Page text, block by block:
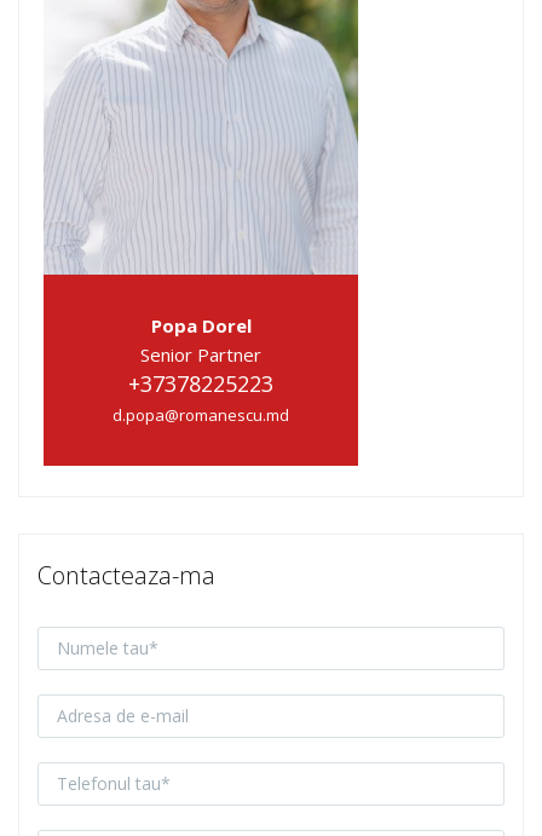
Popa Dorel
Senior Partner
+37378225223
d.popa@romanescu.md
Contacteaza-ma